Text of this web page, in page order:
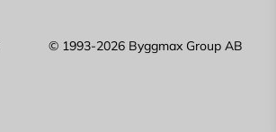
© 1993-2026 Byggmax Group AB